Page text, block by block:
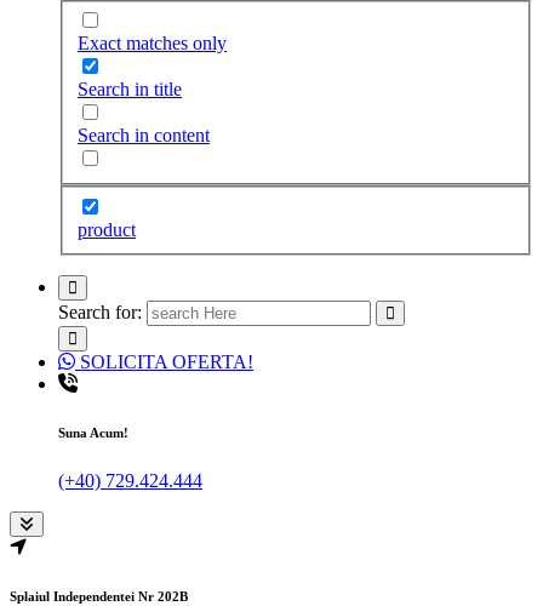
Exact matches only
Search in title
Search in content
product
Search for:
SOLICITA OFERTA!
Suna Acum!
(+40) 729.424.444
Splaiul Independentei Nr 202B